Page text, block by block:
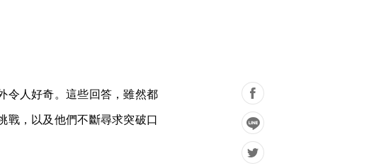
令人好奇。這些回答，雖然都
戰，以及他們不斷尋求突破口